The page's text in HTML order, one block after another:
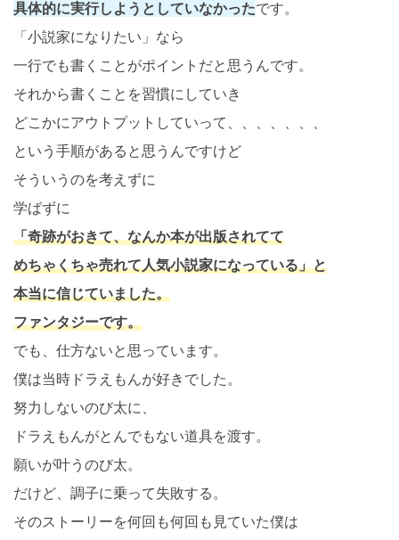
具体的に実行しようとしていなかったです。
「小説家になりたい」なら
一行でも書くことがポイントだと思うんです。
それから書くことを習慣にしていき
どこかにアウトプットしていって、、、、、、、
という手順があると思うんですけど
そういうのを考えずに
学ばずに
「奇跡がおきて、なんか本が出版されてて
めちゃくちゃ売れて人気小説家になっている」と
本当に信じていました。
ファンタジーです。
でも、仕方ないと思っています。
僕は当時ドラえもんが好きでした。
努力しないのび太に、
ドラえもんがとんでもない道具を渡す。
願いが叶うのび太。
だけど、調子に乗って失敗する。
そのストーリーを何回も何回も見ていた僕は